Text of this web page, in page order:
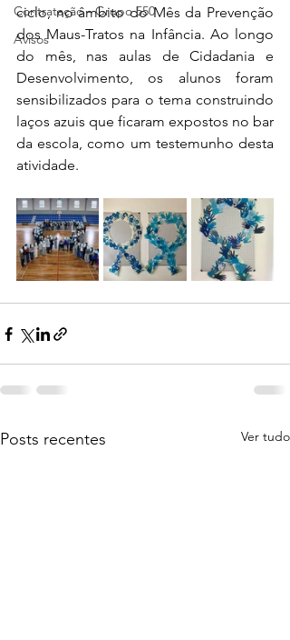
Contratação - Grupo 550
Avisos
ciclo, no âmbito do Mês da Prevenção
dos Maus-Tratos na Infância. Ao longo
do mês, nas aulas de Cidadania e
Desenvolvimento, os alunos foram
sensibilizados para o tema construindo
laços azuis que ficaram expostos no bar
da escola, como um testemunho desta
atividade.
Posts recentes Ver tudo